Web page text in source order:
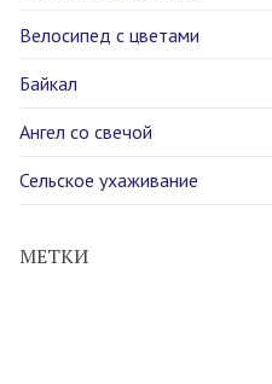
Велосипед с цветами
Байкал
Ангел со свечой
Сельское ухаживание
МЕТКИ